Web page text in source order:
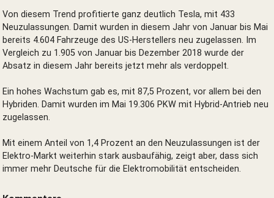
Von diesem Trend profitierte ganz deutlich Tesla, mit 433
Neuzulassungen. Damit wurden in diesem Jahr von Januar bis Mai
bereits 4.604 Fahrzeuge des US-Herstellers neu zugelassen. Im
Vergleich zu 1.905 von Januar bis Dezember 2018 wurde der
Absatz in diesem Jahr bereits jetzt mehr als verdoppelt.
Ein hohes Wachstum gab es, mit 87,5 Prozent, vor allem bei den
Hybriden. Damit wurden im Mai 19.306 PKW mit Hybrid-Antrieb neu
zugelassen.
Mit einem Anteil von 1,4 Prozent an den Neuzulassungen ist der
Elektro-Markt weiterhin stark ausbaufähig, zeigt aber, dass sich
immer mehr Deutsche für die Elektromobilität entscheiden.